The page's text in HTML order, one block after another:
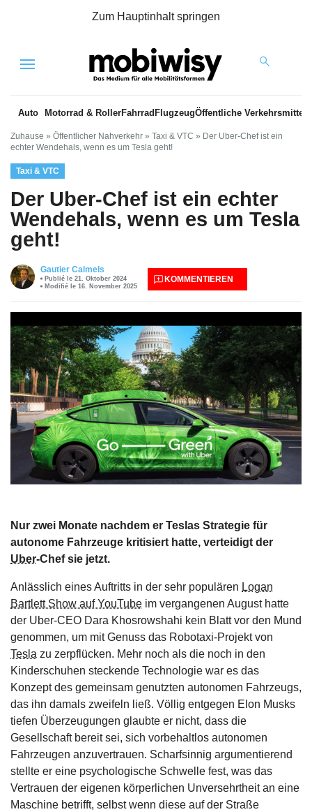
Zum Hauptinhalt springen
Menu
Auto Motorrad & RollerFahrrad FlugzeugÖffentliche Verkehrsmittel
Zuhause » Öffentlicher Nahverkehr » Taxi & VTC » Der Uber-Chef ist ein
echter Wendehals, wenn es um Tesla geht!
Taxi & VTC
Der Uber-Chef ist ein echter
Wendehals, wenn es um Tesla
geht!
Gautier Calmels
Publié le 21. Oktober 2024
Modifié le 16. November 2025
KOMMENTIEREN
Nur zwei Monate nachdem er Teslas Strategie für
autonome Fahrzeuge kritisiert hatte, verteidigt der
Uber-Chef sie jetzt.
Anlässlich eines Auftritts in der sehr populären Logan
Bartlett Show auf YouTube im vergangenen August hatte
der Uber-CEO Dara Khosrowshahi kein Blatt vor den Mund
genommen, um mit Genuss das Robotaxi-Projekt von
Tesla zu zerpflücken. Mehr noch als die noch in den
Kinderschuhen steckende Technologie war es das
Konzept des gemeinsam genutzten autonomen Fahrzeugs,
das ihn damals zweifeln ließ. Völlig entgegen Elon Musks
tiefen Überzeugungen glaubte er nicht, dass die
Gesellschaft bereit sei, sich vorbehaltlos autonomen
Fahrzeugen anzuvertrauen. Scharfsinnig argumentierend
stellte er eine psychologische Schwelle fest, was das
Vertrauen der eigenen körperlichen Unversehrtheit an eine
Maschine betrifft, selbst wenn diese auf der Straße